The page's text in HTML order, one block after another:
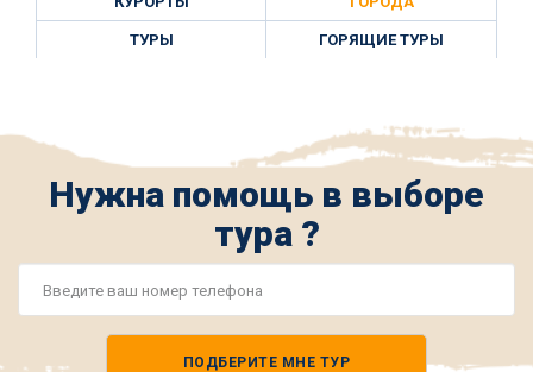
ТУРЫ ГОРЯЩИЕ ТУРЫ
Нужна помощь в выборе
тура ?
ПОДБЕРИТЕ МНЕ ТУР